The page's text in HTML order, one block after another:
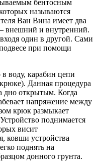
бентосным
называются
Ван Вина имеет два
внешний и внутренний.
один в другой. Сами
при помощи
воду, карабин цепи
Данная процедура
дно открытым. Когда
напряжение между
крюк размыкает
поднимается
висит
ковши устройства
поднять на
донного грунта.